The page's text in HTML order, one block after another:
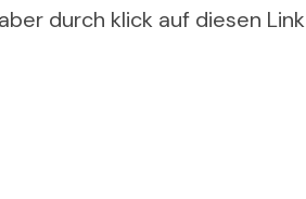
durch klick auf diesen Link